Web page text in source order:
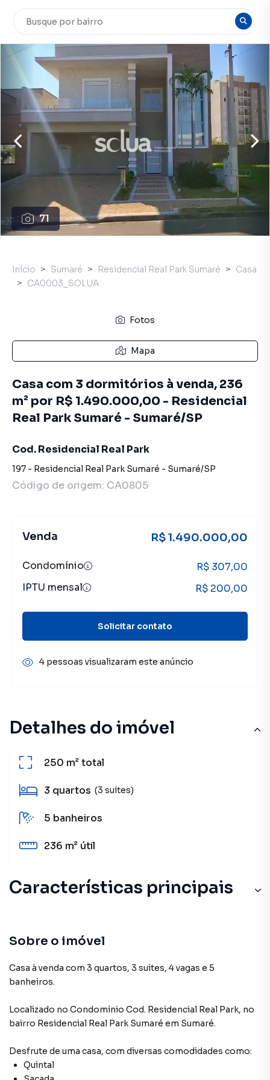
71
Detalhes do imóvel
250 m²total
3 quartos (3 suítes)
5 banheiros
236 m² útil
Características principais
Sobre o imóvel
Casa à venda com 3 quartos, 3 suites, 4 vagas e 5
banheiros.
Localizado no Condomínio Cod. Residencial Real Park, no
bairro Residencial Real Park Sumaré em Sumaré.
Desfrute de uma casa, com diversas comodidades como:
Quintal
Início Sumaré Residencial Real Park Sumaré
Casa
CA0003_SOLUA
Fotos
Mapa
Casa com 3 dormitórios à venda, 236
m² por R$ 1.490.000,00 - Residencial
Real Park Sumaré - Sumaré/SP
Cod. Residencial Real Park
197 - Residencial Real Park Sumaré - Sumaré/SP
Código de origem: CA0805
Venda R$ 1.490.000,00
Condomínio
R$ 307,00
IPTU mensal
R$ 200,00
Solicitar contato
4 pessoas visualizaram este anúncio